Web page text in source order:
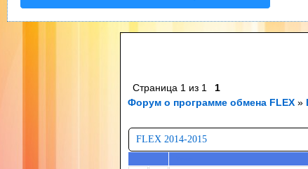
Страница 1 из 1
1
Форум о программе обмена FLEX »
FLEX 2014-2015